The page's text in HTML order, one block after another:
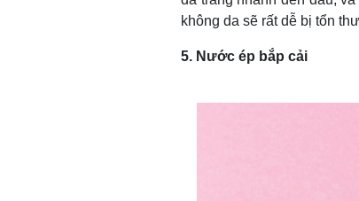
không da sẽ rất dễ bị tổn
5. Nước ép bắp cải